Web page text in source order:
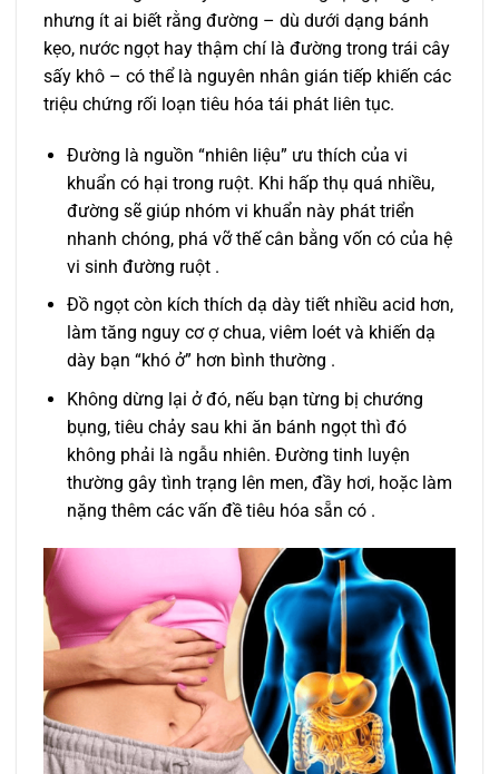
nhưng ít ai biết rằng đường – dù dưới dạng bánh
kẹo, nước ngọt hay thậm chí là đường trong trái cây
sấy khô – có thể là nguyên nhân gián tiếp khiến các
triệu chứng rối loạn tiêu hóa tái phát liên tục.
Đường là nguồn “nhiên liệu” ưu thích của vi
khuẩn có hại trong ruột. Khi hấp thụ quá nhiều,
đường sẽ giúp nhóm vi khuẩn này phát triển
nhanh chóng, phá vỡ thế cân bằng vốn có của hệ
vi sinh đường ruột .
Đồ ngọt còn kích thích dạ dày tiết nhiều acid hơn,
làm tăng nguy cơ ợ chua, viêm loét và khiến dạ
dày bạn “khó ở” hơn bình thường .
Không dừng lại ở đó, nếu bạn từng bị chướng
bụng, tiêu chảy sau khi ăn bánh ngọt thì đó
không phải là ngẫu nhiên. Đường tinh luyện
thường gây tình trạng lên men, đầy hơi, hoặc làm
nặng thêm các vấn đề tiêu hóa sẵn có .